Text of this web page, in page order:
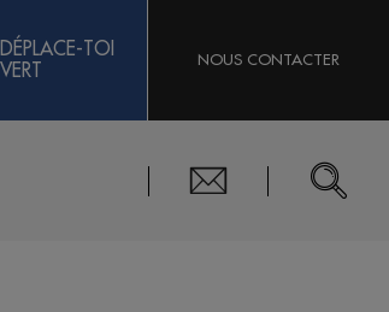
DÉPLACE-TOI
VERT
NOUS CONTACTER